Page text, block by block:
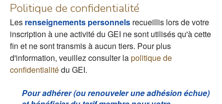
Politique de confidentialité
Les renseignements personnels recueillis lors de votre
inscription à une activité du GEI ne sont utilisés qu'à cette
fin et ne sont transmis à aucun tiers. Pour plus
d'information, veuillez consulter lapolitique de
confidentialitédu GEI.
Pour adhérer (ou renouveler une adhésion échue)